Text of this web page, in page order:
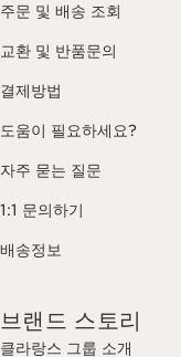
주문 및 배송 조회
교환 및 반품문의
결제방법
도움이 필요하세요?
자주 묻는 질문
1:1 문의하기
배송정보
브랜드 스토리
클라랑스 그룹 소개